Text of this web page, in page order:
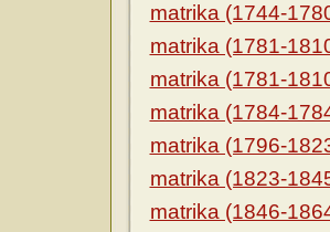
matrika (1744-
matrika (1781-
matrika (1781-
matrika (1784-
matrika (1796-
matrika (1823-
matrika (1846-